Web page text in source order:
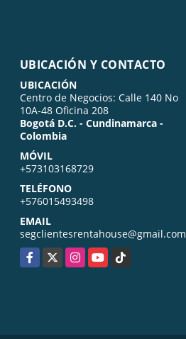
UBICACIÓN Y CONTACTO
UBICACIÓN
Centro de Negocios: Calle 140 No
10A-48 Oficina 208
Bogotá D.C. - Cundinamarca -
Colombia
MÓVIL
+573103168729
TELÉFONO
+576015493498
EMAIL
segclientesrentahouse@gmail.com
Facebook
X InstagramYouTubeTikTok